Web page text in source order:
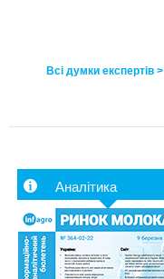
Всі думки експертів >
Аналітика